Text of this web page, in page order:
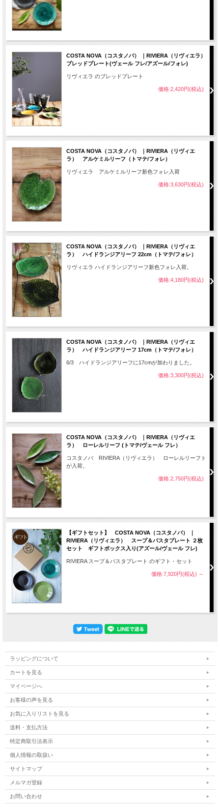
COSTA NOVA（コスタノバ） ｜RIVIERA（リヴィエラ）
ブレッドプレート(ヴェール フレ/アズール/フォレ)
リヴィエラ のブレッドプレート
価格:2,420円(税込)
COSTA NOVA（コスタノバ） ｜RIVIERA（リヴィエ
ラ） アルケミルリーフ（トマテ/フォレ）
リヴィエラ アルケミルリーフ新色フォレ入荷
価格:3,630円(税込)
COSTA NOVA（コスタノバ） ｜RIVIERA（リヴィエ
ラ） ハイドランジアリーフ 22cm（トマテ/フォレ）
リヴィエラ ハイドランジアリーフ新色フォレ入荷。
価格:4,180円(税込)
COSTA NOVA（コスタノバ） ｜RIVIERA（リヴィエ
ラ） ハイドランジアリーフ 17cm（トマテ/フォレ）
6/3 ハイドランジアリーフに17cmが加わりました。
価格:3,300円(税込)
COSTA NOVA（コスタノバ） ｜RIVIERA（リヴィエ
ラ） ローレルリーフ (トマテ/ヴェール フレ）
コスタノバ RIVIERA（リヴィエラ） ローレルリーフト
が入荷。
価格:2,750円(税込)
【ギフトセット】 COSTA NOVA（コスタノバ） ｜
RIVIERA（リヴィエラ） スープ＆パスタプレート ２枚
セット ギフトボックス入り(アズール/ヴェール フレ)
RIVIERA スープ＆パスタプレート のギフト・セット
価格:7,920円(税込) ～
ラッピングについて
カートを見る
マイページへ
お客様の声を見る
お気に入りリストを見る
送料・支払方法
特定商取引法表示
個人情報の取扱い
サイトマップ
メルマガ登録
お問い合わせ